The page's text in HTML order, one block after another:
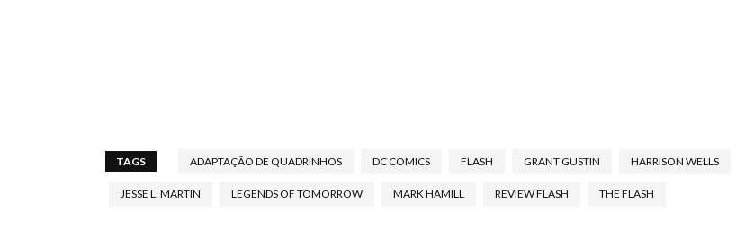
TAGS ADAPTAÇÃO DE QUADRINHOS DC COMICS FLASH GRANT GUSTIN HARRISON WELLS
JESSE L. MARTIN LEGENDS OF TOMORROW MARK HAMILL REVIEW FLASH THE FLASH